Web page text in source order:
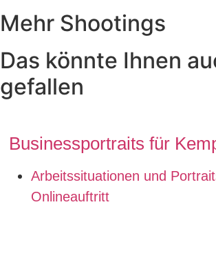
Mehr Shootings
Das könnte Ihnen
gefallen
Businessportraits für
Arbeitssituationen und
Onlineauftritt